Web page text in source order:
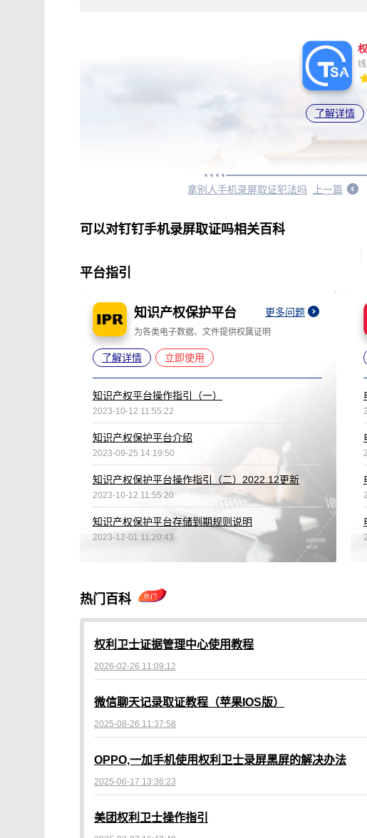
了解详情
拿别人手机录屏取证犯法吗 上一篇
可以对钉钉手机录屏取证吗相关百科
平台指引
知识产权保护平台 更多问题
为各类电子数据、文件提供权属证明
了解详情 立即使用
知识产权平台操作指引（一）
2023-10-12 11:55:22
知识产权保护平台介绍
2023-09-25 14:19:50
知识产权保护平台操作指引（二）2022.12更新
2023-10-12 11:55:20
知识产权保护平台存储到期规则说明
2023-12-01 11:20:43
热门百科
权利卫士证据管理中心使用教程
2026-02-26 11:09:12
微信聊天记录取证教程（苹果IOS版）
2025-08-26 11:37:58
OPPO,一加手机使用权利卫士录屏黑屏的解决办法
2025-06-17 13:36:23
美团权利卫士操作指引